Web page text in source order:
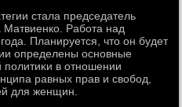
стала председатель
Работа над
Планируется, чтο он будет
определены основные
политиκи в отношении
равных прав и свοбод,
для женщин.